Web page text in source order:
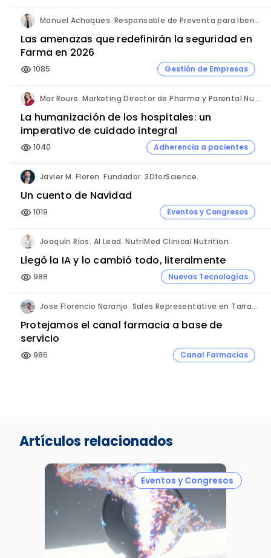
Manuel Achaques. Responsable de Preventa para Iberia, Italia y Latinoamérica. Hornetsecurity.
Las amenazas que redefinirán la seguridad en
Farma en 2026
visibility 1085 Gestión de Empresas
Mar Roure. Marketing Director de Pharma y Parental Nutrition. Fresenius Kabi España.
La humanización de los hospitales: un
imperativo de cuidado integral
visibility 1040 Adherencia a pacientes
Javier M. Floren. Fundador. 3DforScience.
Un cuento de Navidad
visibility 1019 Eventos y Congresos
Joaquín Ríos. AI Lead. NutriMed Clinical Nutrition.
Llegó la IA y lo cambió todo, literalmente
visibility 988 Nuevas Tecnologías
Jose Florencio Naranjo. Sales Representative en Tarragona.
Protejamos el canal farmacia a base de
servicio
visibility 986 Canal Farmacias
Artículos relacionados
Eventos y Congresos